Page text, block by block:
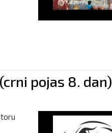
pojas 8. dan)